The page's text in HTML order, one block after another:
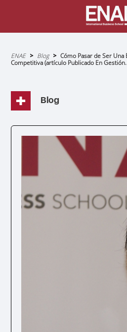
Sobrescribir
enlaces
de
navegación
ENAE Blog
Cómo Pasar de Ser
Competitiva (artículo Publicado En
Blog